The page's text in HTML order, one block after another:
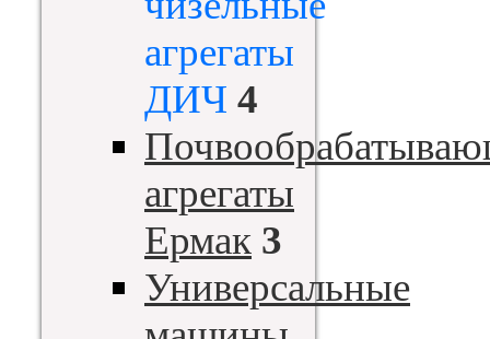
агрегаты
ДИЧ 4
агрегаты
Ермак 3
Универсальные